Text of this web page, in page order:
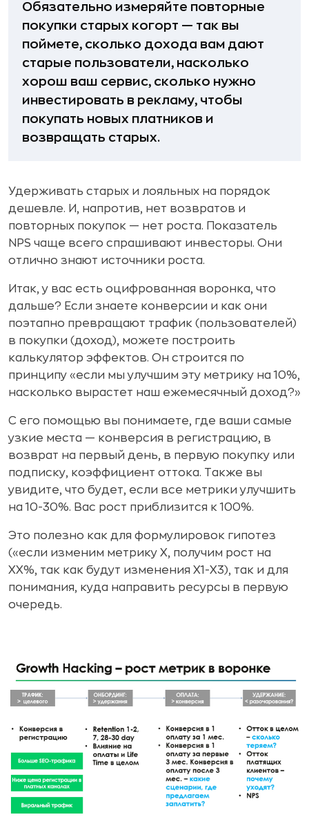
Обязательно измеряйте повторные
покупки старых когорт — так вы
поймете, сколько дохода вам дают
старые пользователи, насколько
хорош ваш сервис, сколько нужно
инвестировать в рекламу, чтобы
покупать новых платников и
возвращать старых.
Удерживать старых и лояльных на порядок
дешевле. И, напротив, нет возвратов и
повторных покупок — нет роста. Показатель
NPS чаще всего спрашивают инвесторы. Они
отлично знают источники роста.
Итак, у вас есть оцифрованная воронка, что
дальше? Если знаете конверсии и как они
поэтапно превращают трафик (пользователей)
в покупки (доход), можете построить
калькулятор эффектов. Он строится по
принципу «если мы улучшим эту метрику на 10%,
насколько вырастет наш ежемесячный доход?»
С его помощью вы понимаете, где ваши самые
узкие места — конверсия в регистрацию, в
возврат на первый день, в первую покупку или
подписку, коэффициент оттока. Также вы
увидите, что будет, если все метрики улучшить
на 10-30%. Вас рост приблизится к 100%.
Это полезно как для формулировок гипотез
(«если изменим метрику Х, получим рост на
ХХ%, так как будут изменения Х1-Х3), так и для
понимания, куда направить ресурсы в первую
очередь.